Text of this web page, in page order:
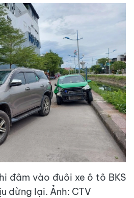
đâm vào đuôi xe ô tô BKS
dừng lại. Ảnh: CTV